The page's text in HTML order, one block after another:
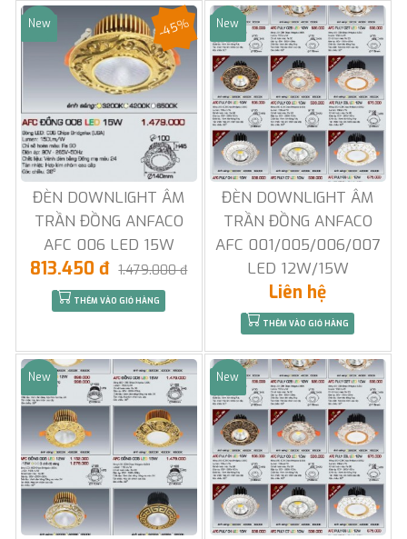
Sale
New
ĐÈN DOWNLIGHT ÂM
TRẦN ĐỒNG ANFACO
AFC 006 LED 15W
-45%
813.450 đ 1.479.000 đ
THÊM VÀO GIỎ HÀNG
Sale
New
ĐÈN DOWNLIGHT ÂM
TRẦN ĐỒNG ANFACO
AFC 001/005/006/007
LED 12W/15W
Liên hệ
THÊM VÀO GIỎ HÀNG
Sale
New Sale
New